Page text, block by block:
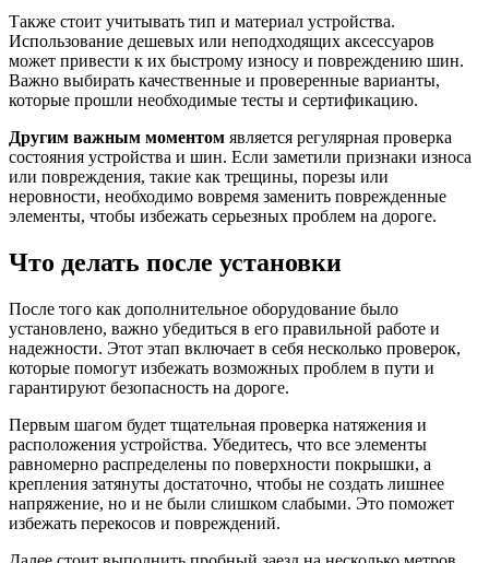
Также стоит учитывать тип и материал устройства.
Использование дешевых или неподходящих аксессуаров
может привести к их быстрому износу и повреждению шин.
Важно выбирать качественные и проверенные варианты,
которые прошли необходимые тесты и сертификацию.
Другим важным моментом является регулярная проверка
состояния устройства и шин. Если заметили признаки износа
или повреждения, такие как трещины, порезы или
неровности, необходимо вовремя заменить поврежденные
элементы, чтобы избежать серьезных проблем на дороге.
Что делать после установки
После того как дополнительное оборудование было
установлено, важно убедиться в его правильной работе и
надежности. Этот этап включает в себя несколько проверок,
которые помогут избежать возможных проблем в пути и
гарантируют безопасность на дороге.
Первым шагом будет тщательная проверка натяжения и
расположения устройства. Убедитесь, что все элементы
равномерно распределены по поверхности покрышки, а
крепления затянуты достаточно, чтобы не создать лишнее
напряжение, но и не были слишком слабыми. Это поможет
избежать перекосов и повреждений.